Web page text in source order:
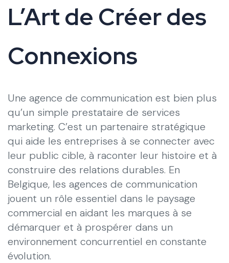
L’Art de Créer des
Connexions
Une agence de communication est bien plus
qu’un simple prestataire de services
marketing. C’est un partenaire stratégique
qui aide les entreprises à se connecter avec
leur public cible, à raconter leur histoire et à
construire des relations durables. En
Belgique, les agences de communication
jouent un rôle essentiel dans le paysage
commercial en aidant les marques à se
démarquer et à prospérer dans un
environnement concurrentiel en constante
évolution.